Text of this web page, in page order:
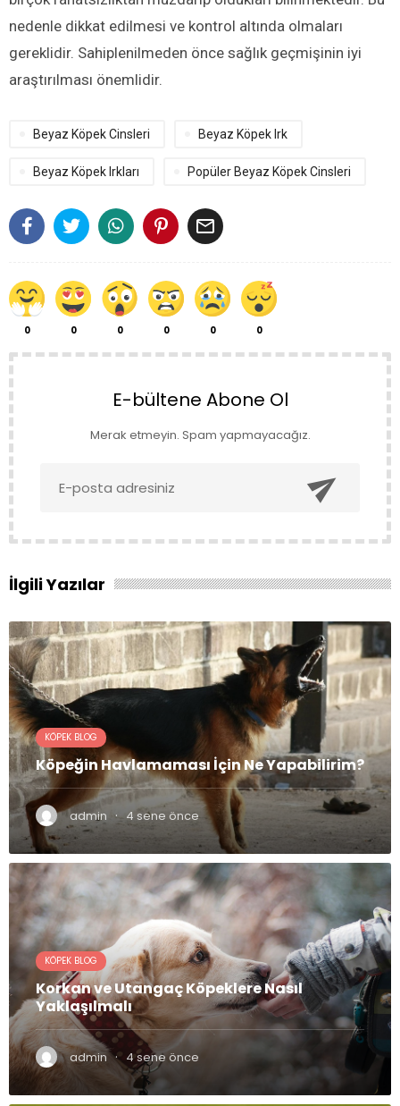

0 0 0 0 0 0
nedenle dikkat edilmesi ve kontrol altında olmaları
gereklidir. Sahiplenilmeden önce sağlık geçmişinin iyi
araştırılması önemlidir.
Beyaz Köpek Cinsleri Beyaz Köpek Irk
Beyaz Köpek Irkları Popüler Beyaz Köpek Cinsleri
E-bültene Abone Ol
Merak etmeyin. Spam yapmayacağız.

İlgili Yazılar
KÖPEK BLOG
Köpeğin Havlamaması İçin Ne Yapabilirim?
admin · 4 sene önce
KÖPEK BLOG
Korkan ve Utangaç Köpeklere Nasıl
Yaklaşılmalı
admin · 4 sene önce